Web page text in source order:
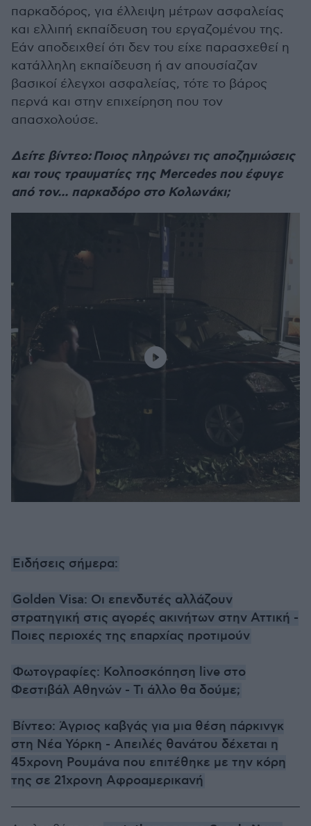
παρκαδόρος, για έλλειψη μέτρων ασφαλείας
και ελλιπή εκπαίδευση του εργαζομένου της.
Εάν αποδειχθεί ότι δεν του είχε παρασχεθεί η
κατάλληλη εκπαίδευση ή αν απουσίαζαν
βασικοί έλεγχοι ασφαλείας, τότε το βάρος
περνά και στην επιχείρηση που τον
απασχολούσε.
Δείτε βίντεο: Ποιος πληρώνει τις αποζημιώσεις
και τους τραυματίες της Mercedes που έφυγε
από τον... παρκαδόρο στο Κολωνάκι;
Ειδήσεις σήμερα:
Golden Visa: Οι επενδυτές αλλάζουν
στρατηγική στις αγορές ακινήτων στην Αττική -
Ποιες περιοχές της επαρχίας προτιμούν
Φωτογραφίες: Κολποσκόπηση live στο
Φεστιβάλ Αθηνών - Τι άλλο θα δούμε;
Βίντεο: Άγριος καβγάς για μια θέση πάρκινγκ
στη Νέα Υόρκη - Απειλές θανάτου δέχεται η
45χρονη Ρουμάνα που επιτέθηκε με την κόρη
της σε 21χρονη Αφροαμερικανή